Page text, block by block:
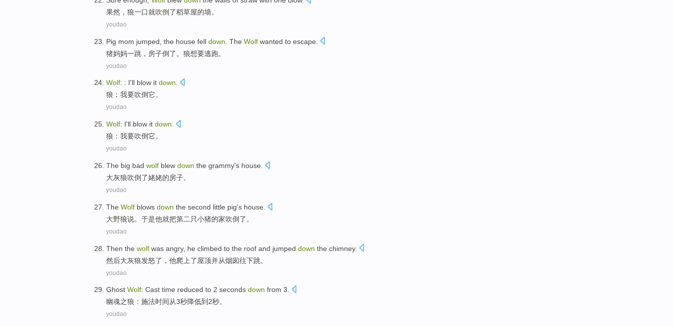
果然 ， 狼一口就吹倒了稻草屋的墙。
youdao
Pig mom jumped , the house fell down The Wolf wanted to escape
猪妈妈一跳 ， 房子倒了。 狼想要逃跑。
youdao
Wolf: : I'll blow it down.
狼 ： 我要吹倒它。
youdao
Wolf: I'll blow it down
狼 ： 我要吹倒它。
youdao
The big bad wolf blew down the grammy's house
大灰狼吹倒 了姥姥的房子。
youdao
The Wolf blows down the second little pig's house
大野狼说。于是他就把第二 只小猪的家吹倒 了。
youdao
Then the wolf was angry, he climbed to the roof and jumped down the chimney.
然后大灰狼发怒了， 他爬 上了屋顶并从烟囱往下跳。
youdao
Ghost Wolf: Cast time reduced to 2 seconds down from 3.
幽魂之狼 ： 施法时间从3秒降低到2秒。
youdao